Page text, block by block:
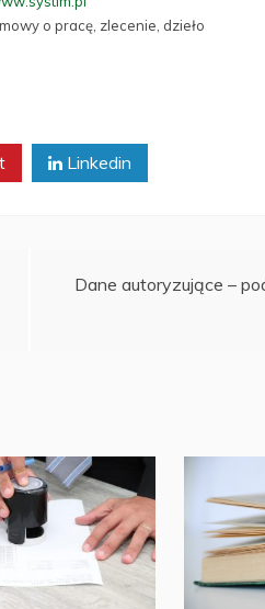
o pracę, zlecenie, dzieło
Linkedin
Dane autoryzujące –